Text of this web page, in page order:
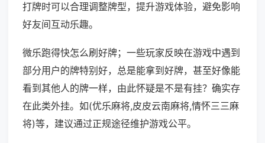
打牌时可以合理调整牌型，提升游戏体验，避免影响
好友间互动乐趣。
微乐跑得快怎么刷好牌；一些玩家反映在游戏中遇到
部分用户的牌特别好，总是能拿到好牌，甚至好像能
看到其他人的牌一样，由此怀疑是不是有挂？确实存
在此类外挂。如(优乐麻将,皮皮云南麻将,情怀三三麻
将)等，建议通过正规途径维护游戏公平。